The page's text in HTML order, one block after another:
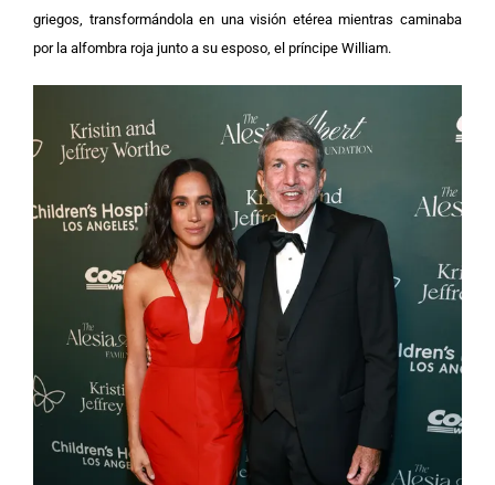
griegos, transformándola en una visión etérea mientras caminaba
por la alfombra roja junto a su esposo, el príncipe William.